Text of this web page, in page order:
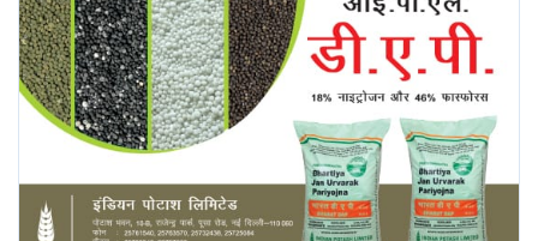
Language
English Hindi